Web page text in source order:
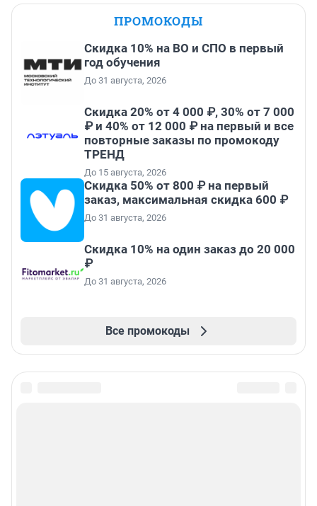
ПРОМОКОДЫ
Скидка 10% на ВО и СПО в первый
год обучения
До 31 августа, 2026
Скидка 20% от 4 000 ₽, 30% от 7 000
₽ и 40% от 12 000 ₽ на первый и все
повторные заказы по промокоду
ТРЕНД
До 15 августа, 2026
Скидка 50% от 800 ₽ на первый
заказ, максимальная скидка 600 ₽
До 31 августа, 2026
Скидка 10% на один заказ до 20 000
₽
До 31 августа, 2026
Все промокоды